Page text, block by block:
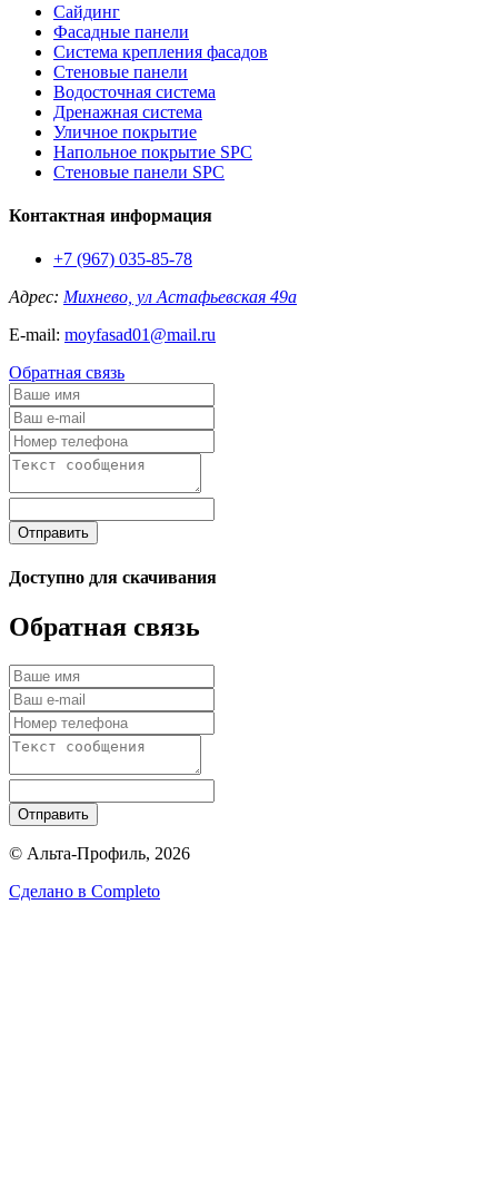
Сайдинг
Фасадные панели
Система крепления фасадов
Стеновые панели
Водосточная система
Дренажная система
Уличное покрытие
Напольное покрытие SPC
Стеновые панели SPC
Контактная информация
+7 (967) 035-85-78
Адрес: Михнево, ул Астафьевская 49а
E-mail: moyfasad01@mail.ru
Обратная связь
Отправить
Доступно для скачивания
Обратная связь
Отправить
© Альта-Профиль, 2026
Сделано в Completo